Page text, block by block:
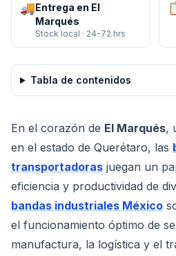
🚚Entrega en El
Marqués
Stock local · 24-72 hrs
Tabla de contenidos
En el corazón de El Marqués,
en el estado de Querétaro, las
transportadoras juegan un
eficiencia y productividad de
bandas industriales México
el funcionamiento óptimo de
manufactura, la logística y el